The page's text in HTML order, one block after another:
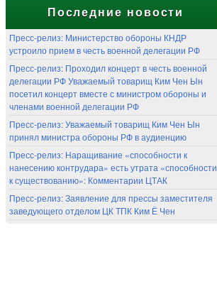
Последние новости
Пресс-релиз: Министерство обороны КНДР
устроило прием в честь военной делегации РФ
Пресс-релиз: Проходил концерт в честь военной
делегации РФ Уважаемый товарищ Ким Чен Ын
посетил концерт вместе с министром обороны и
членами военной делегации РФ
Пресс-релиз: Уважаемый товарищ Ким Чен Ын
принял министра обороны РФ в аудиенцию
Пресс-релиз: Наращивание «способности к
нанесению контрудара» есть утрата «способности
к существованию»: Комментарии ЦТАК
Пресс-релиз: Заявление для прессы заместителя
заведующего отделом ЦК ТПК Ким Ё Чен